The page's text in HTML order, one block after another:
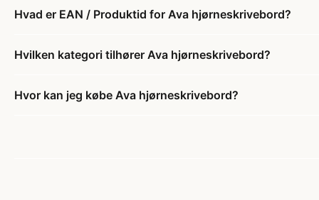
Hvad er EAN / Produktid for Ava hjørneskrivebord?
Hvilken kategori tilhører Ava hjørneskrivebord?
Hvor kan jeg købe Ava hjørneskrivebord?